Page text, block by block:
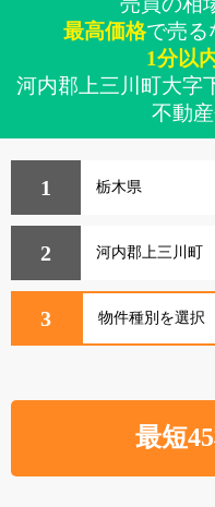
最高価格で売る
1分以
河内郡上三川町大字
不動
1
2
3